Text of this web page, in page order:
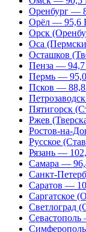
Оренбург —
Орёл — 95,6
Орск
Оса
Осташков
Пенза —
Пермь —
Псков —
Пятигорск
Ржев
Ростов-на-
Русское
Рязань —
Самара —
Санкт-
Саратов —
Саргатское
Светлоград